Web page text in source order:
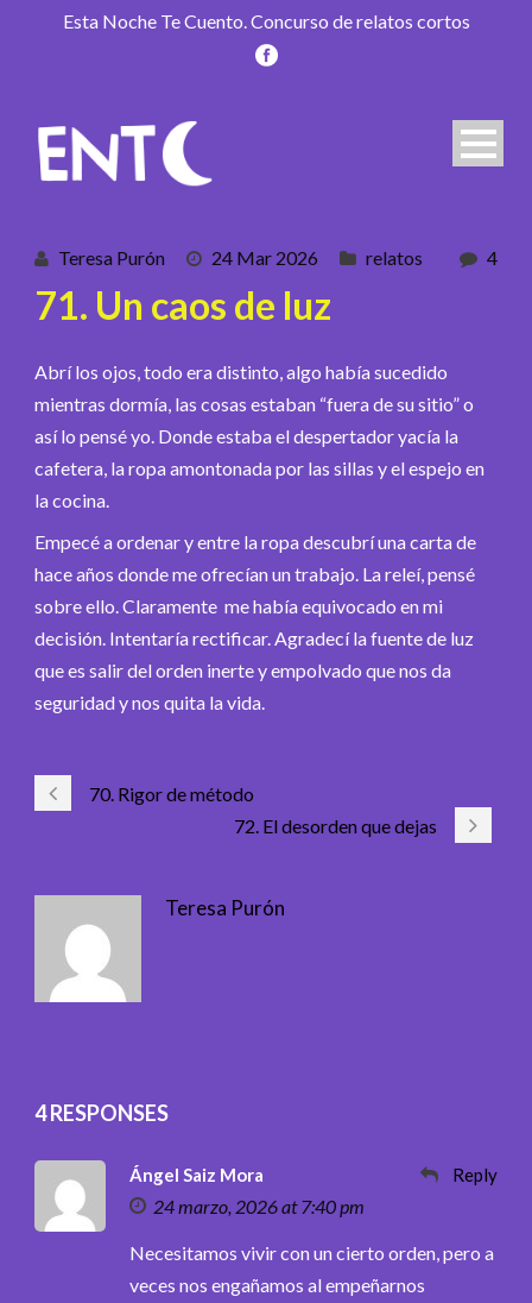
Esta Noche Te Cuento. Concurso de relatos cortos
Teresa Purón 24 Mar 2026 relatos 4
71. Un caos de luz
Abrí los ojos, todo era distinto, algo había sucedido
mientras dormía, las cosas estaban “fuera de su sitio” o
así lo pensé yo. Donde estaba el despertador yacía la
cafetera, la ropa amontonada por las sillas y el espejo en
la cocina.
Empecé a ordenar y entre la ropa descubrí una carta de
hace años donde me ofrecían un trabajo. La releí, pensé
sobre ello. Claramente me había equivocado en mi
decisión. Intentaría rectificar. Agradecí la fuente de luz
que es salir del orden inerte y empolvado que nos da
seguridad y nos quita la vida.
70. Rigor de método
72. El desorden que dejas
Teresa Purón
4 RESPONSES
Ángel Saiz Mora
24 marzo, 2026 at 7:40 pm
Reply
Necesitamos vivir con un cierto orden, pero a
veces nos engañamos al empeñarnos